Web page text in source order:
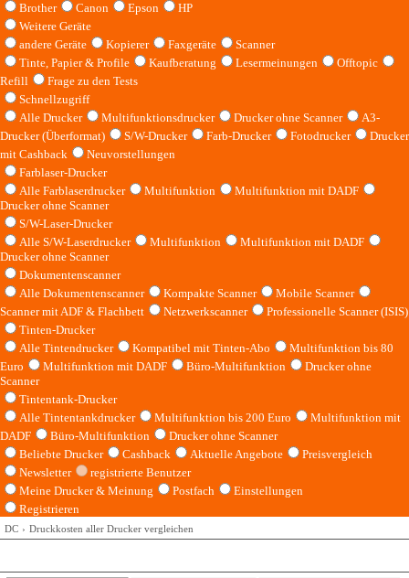
Brother
Canon Epson
HP
Weitere Geräte
andere Geräte
Kopierer Faxgeräte
Scanner
Tinte, Papier & Profile
Kaufberatung Lesermeinungen
Offtopic
Refill
Frage zu den Tests
Schnellzugriff
Alle Drucker
Multifunktionsdrucker Drucker ohne Scanner
A3-
Drucker (Überformat)
S/W-Drucker Farb-Drucker Fotodrucker
Drucker
mit Cashback
Neuvorstellungen
Farblaser-Drucker
Alle Farblaserdrucker
Multifunktion
Multifunktion mit DADF
Drucker ohne Scanner
S/W-Laser-Drucker
Alle S/W-Laserdrucker
Multifunktion
Multifunktion mit DADF
Drucker ohne Scanner
Dokumentenscanner
Alle Dokumentenscanner
Kompakte Scanner
Mobile Scanner
Scanner mit ADF & Flachbett
Netzwerkscanner
Professionelle Scanner (ISIS)
Tinten-Drucker
Alle Tintendrucker
Kompatibel mit Tinten-Abo
Multifunktion bis 80
Euro
Multifunktion mit DADF Büro-Multifunktion
Drucker ohne
Scanner
Tintentank-Drucker
Alle Tintentankdrucker
Multifunktion bis 200 Euro
Multifunktion mit
DADF
Büro-Multifunktion
Drucker ohne Scanner
Beliebte Drucker
Cashback Aktuelle Angebote
Preisvergleich
Newsletter
registrierte Benutzer
Meine Drucker & Meinung
Postfach
Einstellungen
Registrieren
DC Druckkosten aller Drucker vergleichen